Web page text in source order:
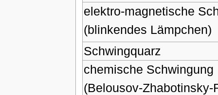
elektro-magnetische
(blinkendes Lämpchen)
Schwingquarz
chemische Schwingung
(Belousov-Zhabotinsky-